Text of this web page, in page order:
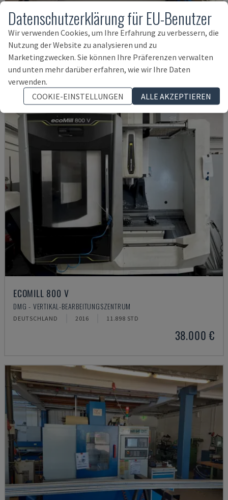
MYNX 550
DAEWOO - VERTIKAL-BEARBEITUNGSZENTRUM
ITALIEN 2003
ECOMILL 800 V
DMG - VERTIKAL-BEARBEITUNGSZENTRUM
DEUTSCHLAND 2016 11.898 STD
38.000 €
Datenschutzerklärung für EU-Benutzer
Wir verwenden Cookies, um Ihre Erfahrung zu verbessern, die
Nutzung der Website zu analysieren und zu
Marketingzwecken. Sie können Ihre Präferenzen verwalten
und unten mehr darüber erfahren, wie wir Ihre Daten
verwenden.
COOKIE-EINSTELLUNGEN
ALLE AKZEPTIEREN